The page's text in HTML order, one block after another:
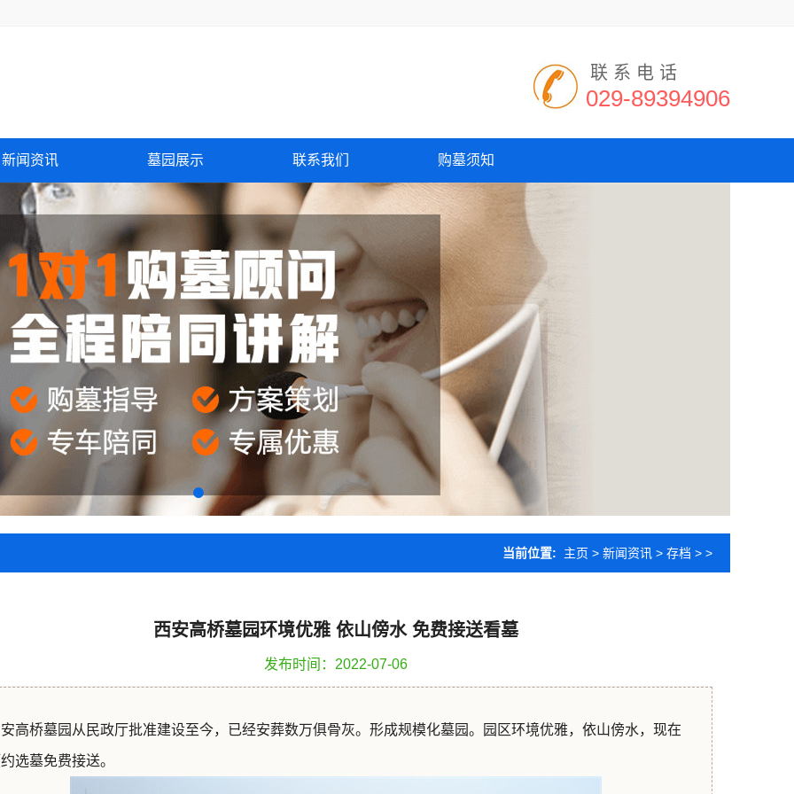
联系电话
029-89394906
新闻资讯 墓园展示 联系我们 购墓须知
当前位置: 主页 > 新闻资讯 > 存档 > >
西安高桥墓园环境优雅 依山傍水 免费接送看墓
发布时间：2022-07-06
高桥墓园从民政厅批准建设至今，已经安葬数万俱骨灰。形成规模化墓园。园区环境优雅，依山傍水，现在
选墓免费接送。